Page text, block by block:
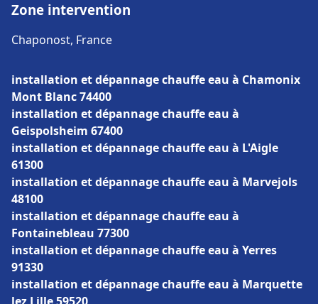
Zone intervention
Chaponost, France
installation et dépannage chauffe eau à Chamonix
Mont Blanc 74400
installation et dépannage chauffe eau à
Geispolsheim 67400
installation et dépannage chauffe eau à L'Aigle
61300
installation et dépannage chauffe eau à Marvejols
48100
installation et dépannage chauffe eau à
Fontainebleau 77300
installation et dépannage chauffe eau à Yerres
91330
installation et dépannage chauffe eau à Marquette